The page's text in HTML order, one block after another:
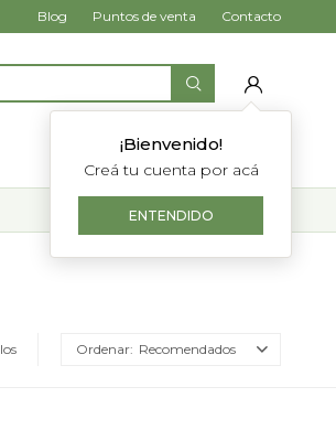
¡Bienvenido!
Creá tu cuenta por acá
ENTENDIDO
Blog Puntos de venta Contacto
Recomendados